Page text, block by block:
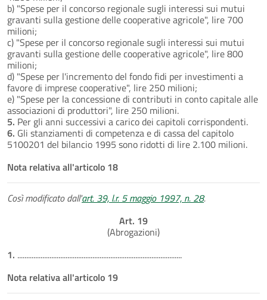
b) "Spese per il concorso regionale sugli interessi sui mutui
gravanti sulla gestione delle cooperative agricole", lire 700
milioni;
c) "Spese per il concorso regionale sugli interessi sui mutui
gravanti sulla gestione delle cooperative agricole", lire 800
milioni;
d) "Spese per l'incremento del fondo fidi per investimenti a
favore di imprese cooperative", lire 250 milioni;
e) "Spese per la concessione di contributi in conto capitale alle
associazioni di produttori", lire 250 milioni.
5. Per gli anni successivi a carico dei capitoli corrispondenti.
6. Gli stanziamenti di competenza e di cassa del capitolo
5100201 del bilancio 1995 sono ridotti di lire 2.100 milioni.
Nota relativa all'articolo 18
Così modificato dall'art. 39, l.r. 5 maggio 1997, n. 28.
Art. 19
(Abrogazioni)
1. ............................................................................................
Nota relativa all'articolo 19